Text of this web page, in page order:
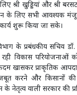
श्री खुड्डियां और श्री
के लिए सभी आवश्यक
शुरू किया जा सके।
के प्रबंधकीय सचिव डॉ.
विकास
खासकर प्राकृतिक
करने और किसानों
नेतृत्व वाली सरकार की